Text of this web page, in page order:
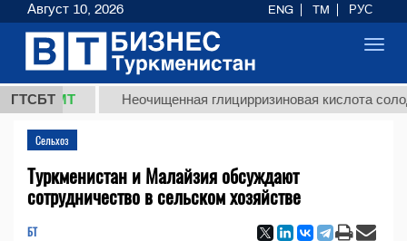
ГТСБТ Неочищенная глицирризиновая кислота солодкового
Сельхоз
Туркменистан и Малайзия обсуждают
сотрудничество в сельском хозяйстве
БТ
Август 10, 2026 ENG TM РУС